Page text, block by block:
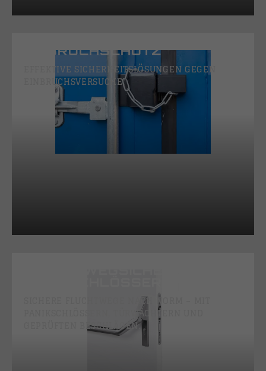
EINBRUCHSCHUTZ
EFFEKTIVE SICHERHEITSLÖSUNGEN GEGEN
EINBRUCHSVERSUCHE.
SICHERE FLUCHTWEGE NACH NORM – MIT
PANIKSCHLÖSSERN, TÜRWÄCHTERN UND
GEPRÜFTEN BESCHLÄGEN.